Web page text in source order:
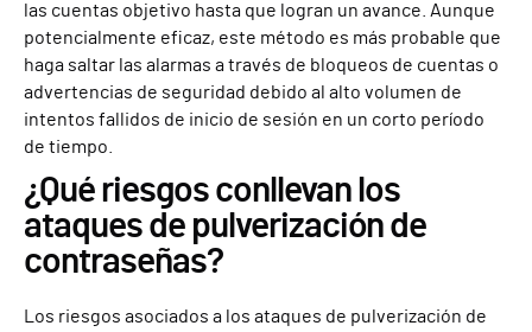
las cuentas objetivo hasta que logran un avance. Aunque
potencialmente eficaz, este método es más probable que
haga saltar las alarmas a través de bloqueos de cuentas o
advertencias de seguridad debido al alto volumen de
intentos fallidos de inicio de sesión en un corto período
de tiempo.
¿Qué riesgos conllevan los
ataques de pulverización de
contraseñas?
Los riesgos asociados a los ataques de pulverización de